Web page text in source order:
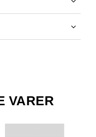
VARER